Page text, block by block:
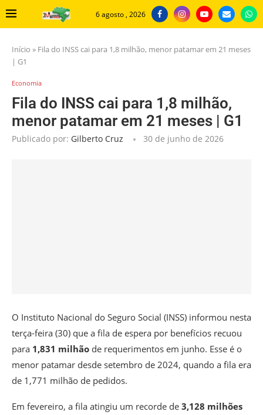
6 agosto , 2026
Início » Fila do INSS cai para 1,8 milhão, menor patamar em 21 meses
| G1
Economia
Fila do INSS cai para 1,8 milhão,
menor patamar em 21 meses | G1
Publicado por: Gilberto Cruz 30 de junho de 2026
O Instituto Nacional do Seguro Social (INSS) informou nesta
terça-feira (30) que a fila de espera por benefícios recuou
para 1,831 milhão de requerimentos em junho. Esse é o
menor patamar desde setembro de 2024, quando a fila era
de 1,771 milhão de pedidos.
Em fevereiro, a fila atingiu um recorde de 3,128 milhões